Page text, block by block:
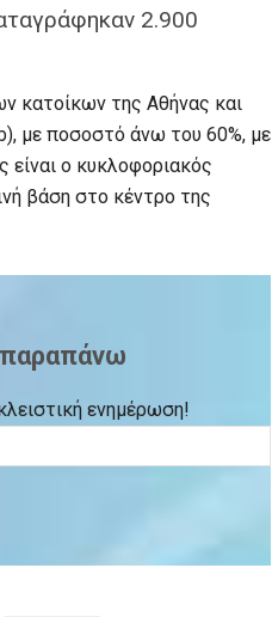
2.900
κατοίκων της Αθήνας και
με ποσοστό άνω του 60%, με
ο κυκλοφοριακός
βάση στο κέντρο της
παραπάνω
ενημέρωση!